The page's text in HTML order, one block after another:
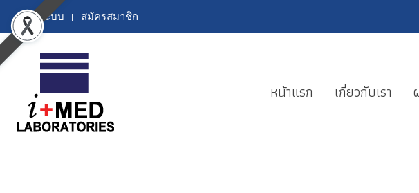
เข้าสู่ระบบ สมัครสมาชิก
หน้าแรก เกี่ยวกับเรา